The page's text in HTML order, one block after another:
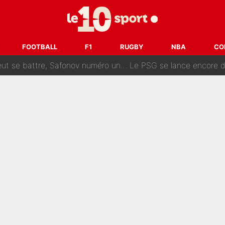
FOOTBALL F1 RUGBY NBA
est attaqué après son dérapage sur CNews : «Et lui, il prend
: Son transfert au PSG est annoncé en Espagne !
battre, Safonov numéro un… Le PSG se lance encore dans un gros